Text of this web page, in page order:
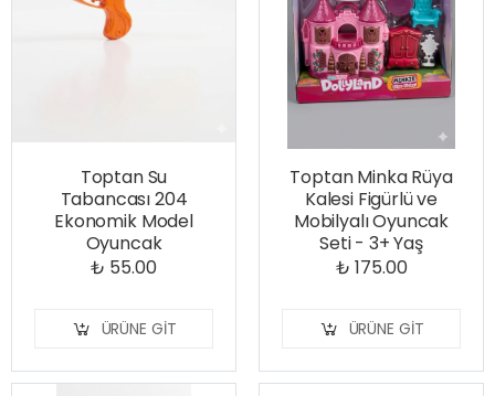
Toptan Su
Tabancası 204
Ekonomik Model
Oyuncak
₺ 55.00
ÜRÜNE GIT
Toptan Minka Rüya
Kalesi Figürlü ve
Mobilyalı Oyuncak
Seti - 3+ Yaş
₺ 175.00
ÜRÜNE GIT